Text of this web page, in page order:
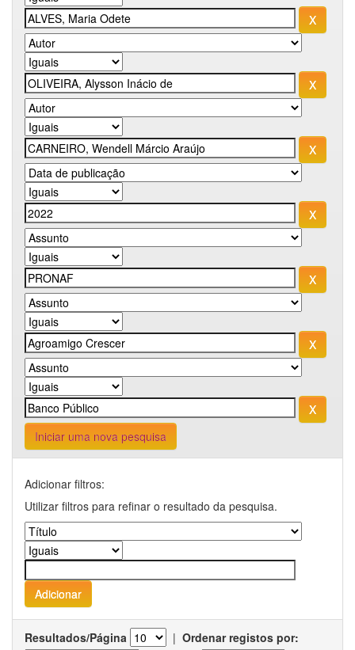
Iniciar uma nova pesquisa
Adicionar filtros:
Utilizar filtros para refinar o resultado da pesquisa.
Resultados/Página | Ordenar registos por: